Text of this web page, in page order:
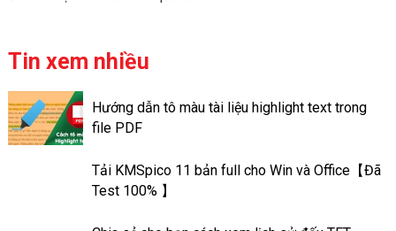
người cũng biết cách chụp
Bài viết này chúng tôi sẽ
hướng dẫn các cách chụp màn
hình máy tính Dell nhanh nhất
lựa chọn được cách phù hợp
với nhu cầu của mình.
Tin xem nhiều
Hướng dẫn tô màu tài liệu highlight text trong
file PDF
Tải KMSpico 11 bản full cho Win và Office【Đã
Test 100% 】